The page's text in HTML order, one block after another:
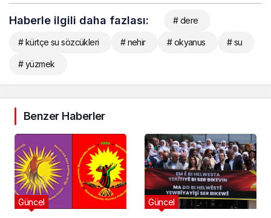
Haberle ilgili daha fazlası: # dere
# kürtçe su sözcükleri # nehir # okyanus # su
# yüzmek
Benzer Haberler
Güncel Güncel